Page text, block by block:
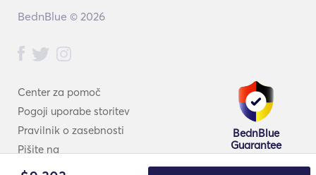
Center za pomoč
Pogoji uporabe storitev
Pravilnik o zasebnosti
Pišite na
BednBlue
Guarantee
BednBlue © 2026